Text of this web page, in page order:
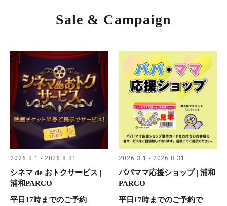
Sale & Campaign
2026.3.1 - 2026.8.31
シネマ de おトクサービス |
浦和PARCO
平日17時までのご予約
2026.3.1 - 2026.8.31
パパママ応援ショップ | 浦和
PARCO
平日17時までのご予約で